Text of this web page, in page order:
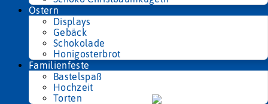
Ostern
Displays
Gebäck
Schokolade
Honigosterbrot
Familienfeste
Bastelspaß
Hochzeit
Torten